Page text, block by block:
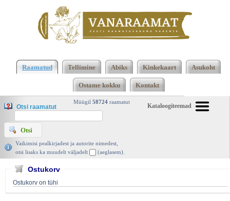
So Pretty, Holly Bourne, Usborne 2023 |
vanaraamat. ee
Raamatud Tellimine Abiks Kinkekaart Asukoht
Ostame kokku Kontakt
Kataloogiteemad
Müügil 58724 raamatut
Otsi raamatut
Vaikimisi pealkirjadest ja autorite nimedest,
otsi lisaks ka muudelt väljadelt
(aeglasem).
Ostukorv
Ostukorv on tühi